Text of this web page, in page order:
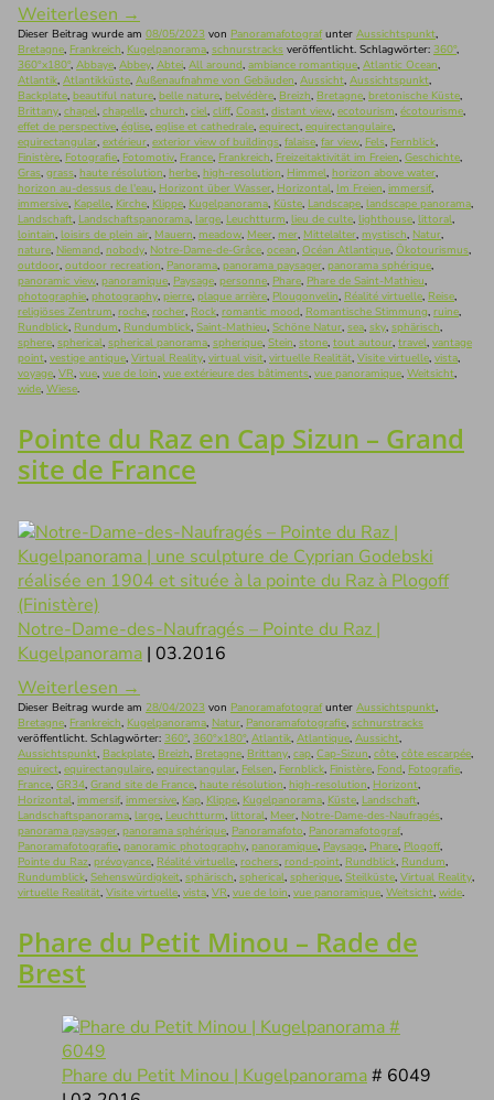
Weiterlesen →
Dieser Beitrag wurde am 08/05/2023 von Panoramafotografunter Aussichtspunkt,
Bretagne, Frankreich, Kugelpanorama, schnurstracks veröffentlicht. Schlagwörter: 360°,
360°x180°, Abbaye, Abbey, Abtei, All around, ambiance romantique, Atlantic Ocean,
Atlantik, Atlantikküste, Außenaufnahme von Gebäuden, Aussicht, Aussichtspunkt,
Backplate, beautiful nature, belle nature, belvédère, Breizh, Bretagne, bretonische Küste,
Brittany, chapel, chapelle, church, ciel, cliff, Coast, distant view, ecotourism, écotourisme,
effet de perspective, église, eglise et cathedrale, equirect, equirectangulaire,
equirectangular, extérieur, exterior view of buildings, falaise, far view, Fels, Fernblick,
Finistère, Fotografie, Fotomotiv, France, Frankreich, Freizeitaktivität im Freien, Geschichte,
Gras, grass, haute résolution, herbe, high-resolution, Himmel, horizon above water,
horizon au-dessus de l'eau, Horizont über Wasser, Horizontal, Im Freien, immersif,
immersive, Kapelle, Kirche, Klippe, Kugelpanorama, Küste, Landscape, landscape panorama,
Landschaft, Landschaftspanorama, large, Leuchtturm, lieu de culte, lighthouse, littoral,
lointain, loisirs de plein air, Mauern, meadow, Meer, mer, Mittelalter, mystisch, Natur,
nature, Niemand, nobody, Notre-Dame-de-Grâce, ocean, Océan Atlantique, Ökotourismus,
outdoor, outdoor recreation, Panorama, panorama paysager, panorama sphérique,
panoramic view, panoramique, Paysage, personne, Phare, Phare de Saint-Mathieu,
photographie, photography, pierre, plaque arrière, Plougonvelin, Réalité virtuelle, Reise,
religiöses Zentrum, roche, rocher, Rock, romantic mood, Romantische Stimmung, ruine,
Rundblick, Rundum, Rundumblick, Saint-Mathieu, Schöne Natur, sea, sky, sphärisch,
sphere, spherical, spherical panorama, spherique, Stein, stone, tout autour, travel, vantage
point, vestige antique, Virtual Reality, virtual visit, virtuelle Realität, Visite virtuelle, vista,
voyage, VR, vue, vue de loin, vue extérieure des bâtiments, vue panoramique, Weitsicht,
wide, Wiese.
Pointe du Raz en Cap Sizun – Grand
site de France
Notre-Dame-des-Naufragés – Pointe du Raz |
Kugelpanorama | 03.2016
Weiterlesen →
Dieser Beitrag wurde am 28/04/2023 von Panoramafotografunter Aussichtspunkt,
Bretagne, Frankreich, Kugelpanorama, Natur, Panoramafotografie, schnurstracks
veröffentlicht. Schlagwörter: 360°, 360°x180°, Atlantik, Atlantique, Aussicht,
Aussichtspunkt, Backplate, Breizh, Bretagne, Brittany, cap, Cap-Sizun, côte, côte escarpée,
equirect, equirectangulaire, equirectangular, Felsen, Fernblick, Finistère, Fond, Fotografie,
France, GR34, Grand site de France, haute résolution, high-resolution, Horizont,
Horizontal, immersif, immersive, Kap, Klippe, Kugelpanorama, Küste, Landschaft,
Landschaftspanorama, large, Leuchtturm, littoral, Meer, Notre-Dame-des-Naufragés,
panorama paysager, panorama sphérique, Panoramafoto, Panoramafotograf,
Panoramafotografie, panoramic photography, panoramique, Paysage, Phare, Plogoff,
Pointe du Raz, prévoyance, Réalité virtuelle, rochers, rond-point, Rundblick, Rundum,
Rundumblick, Sehenswürdigkeit, sphärisch, spherical, spherique, Steilküste, Virtual Reality,
virtuelle Realität, Visite virtuelle, vista, VR, vue de loin, vue panoramique, Weitsicht, wide.
Phare du Petit Minou – Rade de
Brest
Phare du Petit Minou | Kugelpanorama# 6049